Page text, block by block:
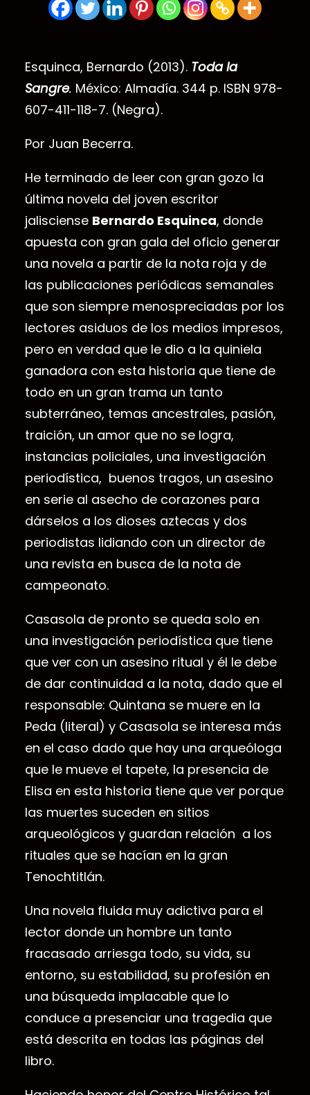
Esquinca, Bernardo (2013). Toda la
Sangre. México: Almadía. 344 p. ISBN 978-
607-411-118-7. (Negra).
Por Juan Becerra.
He terminado de leer con gran gozo la
última novela del joven escritor
jalisciense Bernardo Esquinca, donde
apuesta con gran gala del oficio generar
una novela a partir de la nota roja y de
las publicaciones periódicas semanales
que son siempre menospreciadas por los
lectores asiduos de los medios impresos,
pero en verdad que le dio a la quiniela
ganadora con esta historia que tiene de
todo en un gran trama un tanto
subterráneo, temas ancestrales, pasión,
traición, un amor que no se logra,
instancias policiales, una investigación
periodística, buenos tragos, un asesino
en serie al asecho de corazones para
dárselos a los dioses aztecas y dos
periodistas lidiando con un director de
una revista en busca de la nota de
campeonato.
Casasola de pronto se queda solo en
una investigación periodística que tiene
que ver con un asesino ritual y él le debe
de dar continuidad a la nota, dado que el
responsable: Quintana se muere en la
Peda (literal) y Casasola se interesa más
en el caso dado que hay una arqueóloga
que le mueve el tapete, la presencia de
Elisa en esta historia tiene que ver porque
las muertes suceden en sitios
arqueológicos y guardan relación a los
rituales que se hacían en la gran
Tenochtitlán.
Una novela fluida muy adictiva para el
lector donde un hombre un tanto
fracasado arriesga todo, su vida, su
entorno, su estabilidad, su profesión en
una búsqueda implacable que lo
conduce a presenciar una tragedia que
está descrita en todas las páginas del
libro.